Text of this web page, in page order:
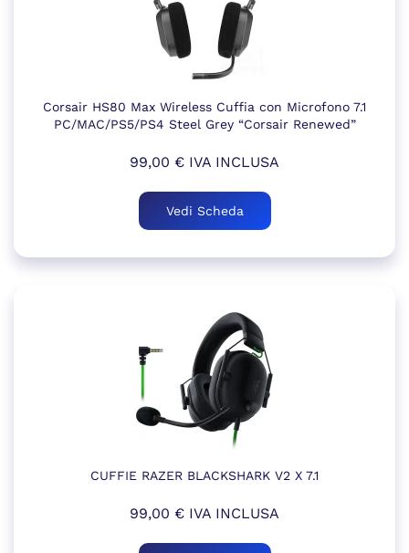
Corsair HS80 Max Wireless Cuffia con Microfono 7.1
PC/MAC/PS5/PS4 Steel Grey “Corsair Renewed”
99,00 € IVA INCLUSA
Vedi Scheda
CUFFIE RAZER BLACKSHARK V2 X 7.1
99,00 € IVA INCLUSA